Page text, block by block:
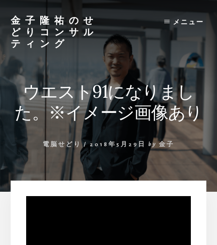
content
金子隆祐のせ
どりコンサル
ティング
メニュー
ウエスト91になりまし
た。※イメージ画像あり
電脳せどり / 2018年5月29日 by 金子